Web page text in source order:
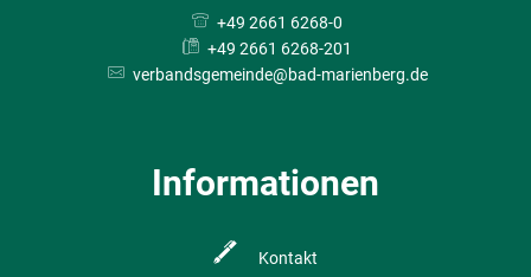
+49 2661 6268-0
+49 2661 6268-201
verbandsgemeinde@bad-marienberg.de
Informationen
Kontakt